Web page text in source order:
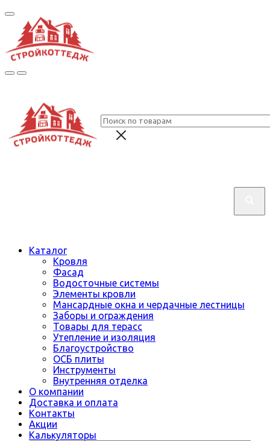
Каталог
Кровля
Фасад
Водосточные системы
Элементы кровли
Мансардные окна и чердачные лестницы
Заборы и ограждения
Товары для терасс
Утепление и изоляция
Благоустройство
ОСБ плиты
Инструменты
Внутренняя отделка
О компании
Доставка и оплата
Контакты
Акции
Калькуляторы